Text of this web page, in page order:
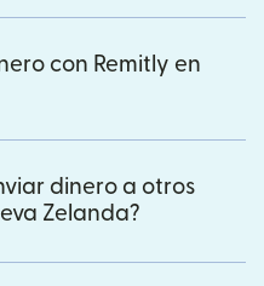
con Remitly en
dinero a otros
Zelanda?